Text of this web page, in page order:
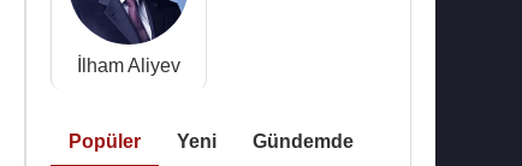
İlham Aliyev
Popüler Yeni Gündemde